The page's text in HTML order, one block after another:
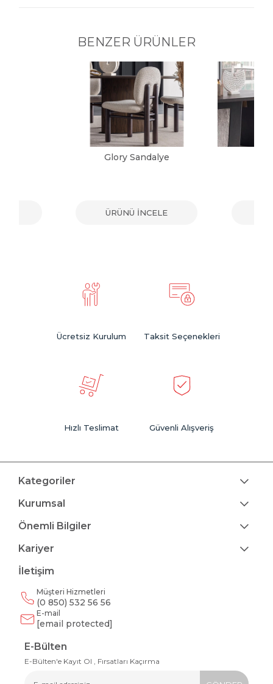
BENZER ÜRÜNLER
Glory Sandalye
ÜRÜNÜ İNCELE
Ücretsiz Kurulum Taksit Seçenekleri
Hızlı Teslimat Güvenli Alışveriş
Kategoriler
Kurumsal
Önemli Bilgiler
Kariyer
İletişim
Müşteri Hizmetleri
(0 850) 532 56 56
E-mail
[email protected]
E-Bülten
E-Bülten'e Kayıt Ol , Fırsatları Kaçırma